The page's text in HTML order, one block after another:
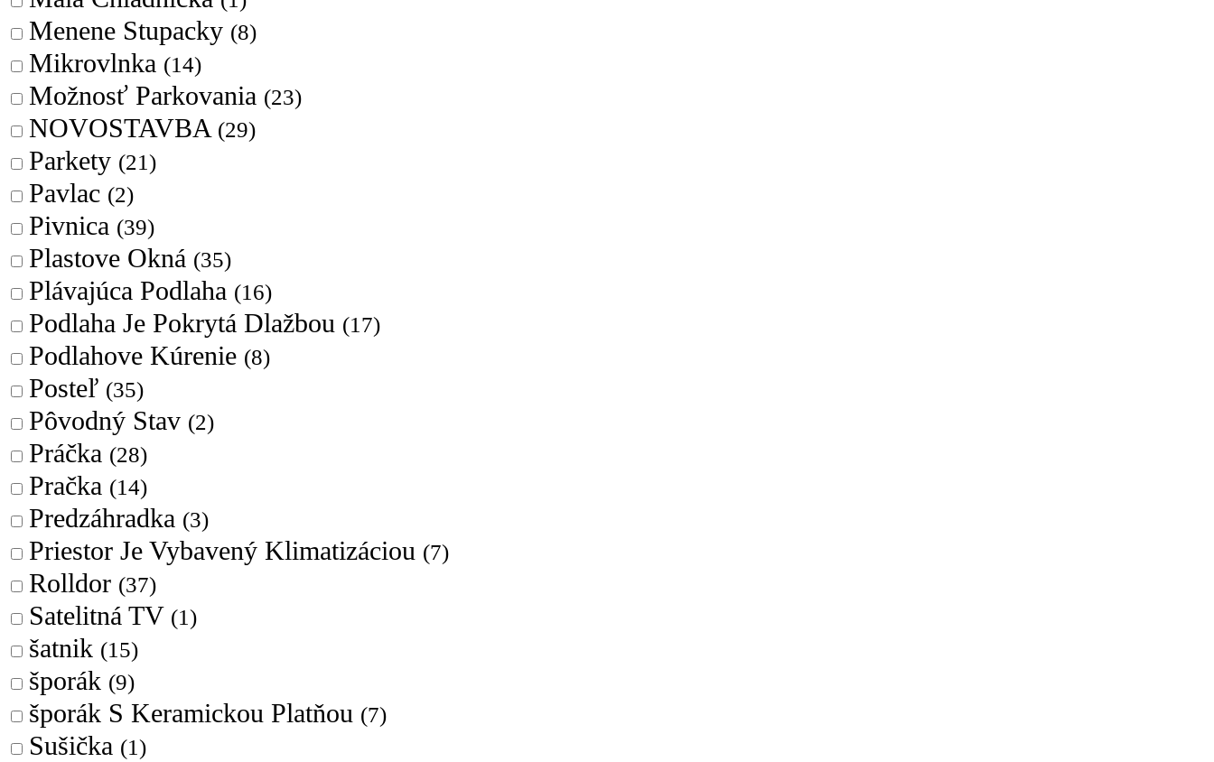
Menene Stupacky (8)
Mikrovlnka (14)
Možnosť Parkovania (23)
NOVOSTAVBA (29)
Parkety (21)
Pavlac (2)
Pivnica (39)
Plastove Okná (35)
Plávajúca Podlaha (16)
Podlaha Je Pokrytá Dlažbou (17)
Podlahove Kúrenie (8)
Posteľ (35)
Pôvodný Stav (2)
Práčka (28)
Pračka (14)
Predzáhradka (3)
Priestor Je Vybavený Klimatizáciou (7)
Rolldor (37)
Satelitná TV (1)
šatnik (15)
šporák (9)
šporák S Keramickou Platňou (7)
Sušička (1)